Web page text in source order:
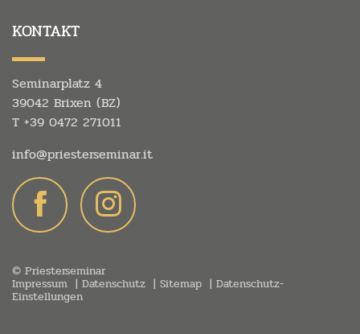
KONTAKT
Seminarplatz 4
39042 Brixen (BZ)
T +39 0472 271011
info@priesterseminar.it
© Priesterseminar
Impressum Datenschutz Sitemap Datenschutz-
Einstellungen